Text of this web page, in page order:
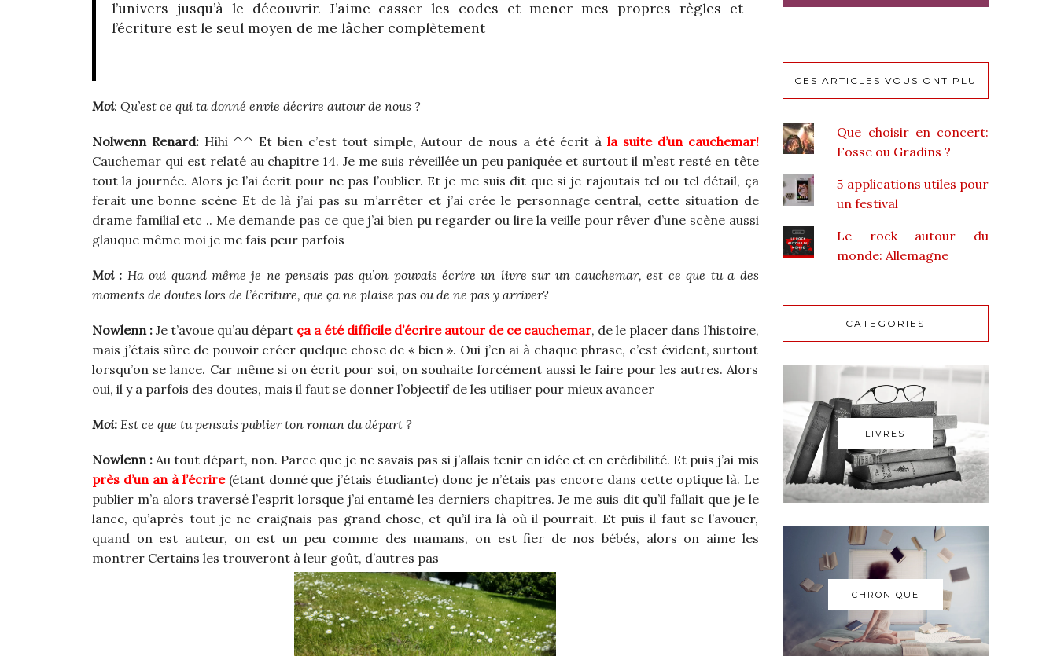
l’univers jusqu’à le découvrir. J’aime casser les codes et mener mes propres règles et
l’écriture est le seul moyen de me lâcher complètement
Moi: Qu’est ce qui ta donné envie décrire autour de nous ?
Nolwenn Renard:Hihi ^^ Et bien c’est tout simple, Autour de nous a été écrit àla suite d’un cauchemar!
Cauchemar qui est relaté au chapitre 14. Je me suis réveillée un peu paniquée et surtout il m’est resté en tête
tout la journée. Alors je l’ai écrit pour ne pas l’oublier. Et je me suis dit que si je rajoutais tel ou tel détail, ça
ferait une bonne scène Et de là j’ai pas su m’arrêter et j’ai crée le personnage central, cette situation de
drame familial etc .. Me demande pas ce que j’ai bien pu regarder ou lire la veille pour rêver d’une scène aussi
glauque même moi je me fais peur parfois
Moi : Ha oui quand même je ne pensais pas qu’on pouvais écrire un livre sur un cauchemar, est ce que tu a des
moments de doutes lors de l’écriture, que ça ne plaise pas ou de ne pas y arriver?
Nowlenn : Je t’avoue qu’au départ ça a été difficile d’écrire autour de ce cauchemar, de le placer dans l’histoire,
mais j’étais sûre de pouvoir créer quelque chose de « bien ». Oui j’en ai à chaque phrase, c’est évident, surtout
lorsqu’on se lance. Car même si on écrit pour soi, on souhaite forcément aussi le faire pour les autres. Alors
oui, il y a parfois des doutes, mais il faut se donner l’objectif de les utiliser pour mieux avancer
Moi: Est ce que tu pensais publier ton roman du départ ?
Nowlenn :Au tout départ, non. Parce que je ne savais pas si j’allais tenir en idée et en crédibilité. Et puis j’ai mis
près d’un an à l’écrire(étant donné que j’étais étudiante) donc je n’étais pas encore dans cette optique là. Le
publier m’a alors traversé l’esprit lorsque j’ai entamé les derniers chapitres. Je me suis dit qu’il fallait que je le
lance, qu’après tout je ne craignais pas grand chose, et qu’il ira là où il pourrait. Et puis il faut se l’avouer,
quand on est auteur, on est un peu comme des mamans, on est fier de nos bébés, alors on aime les
montrer Certains les trouveront à leur goût, d’autres pas
CES ARTICLES VOUS ONT PLU
Que choisir en concert:
Fosse ou Gradins ?
5 applications utiles pour
un festival
Le rock autour du
monde: Allemagne
CATEGORIES
LIVRES
CHRONIQUE